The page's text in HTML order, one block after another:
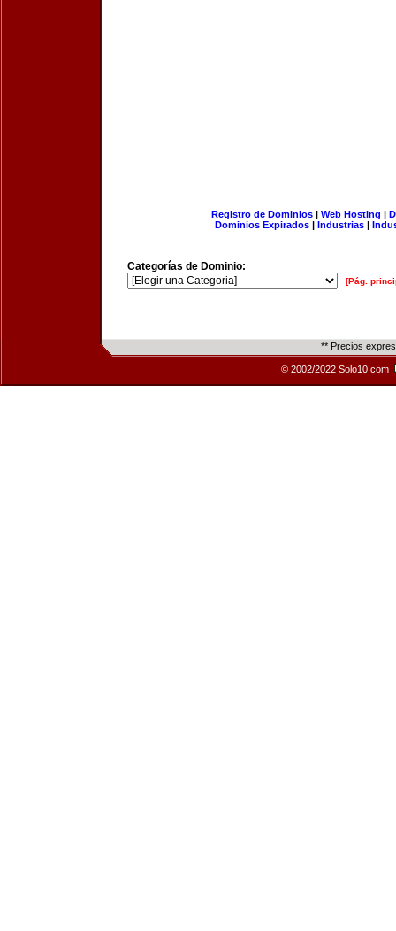
Registro de Dominios| Web Hosting |
Dominios Expirados | Industrias |
Categorías de Dominio:
[Pág.
** Precios
© 2002/2022 Solo10.com